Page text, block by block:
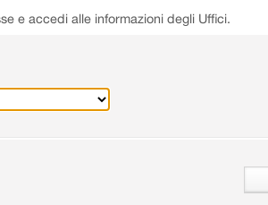
e accedi alle informazioni degli Uffici.